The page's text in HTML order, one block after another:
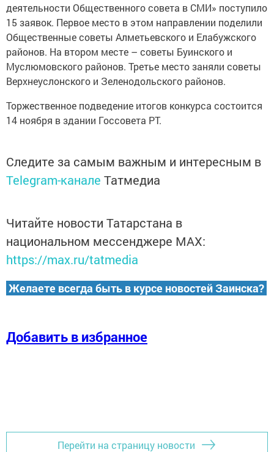
деятельности Общественного совета в СМИ» поступило
15 заявок. Первое место в этом направлении поделили
Общественные советы Алметьевского и Елабужского
районов. На втором месте – советы Буинского и
Муслюмовского районов. Третье место заняли советы
Верхнеуслонского и Зеленодольского районов.
Торжественное подведение итогов конкурса состоится
14 ноября в здании Госсовета РТ.
Следите за самым важным и интересным в
Telegram-канале Татмедиа
Читайте новости Татарстана в
национальном мессенджере MАХ:
https://max.ru/tatmedia
Желаете всегда быть в курсе новостей Заинска?
Добавить в избранное
Перейти на страницу новости